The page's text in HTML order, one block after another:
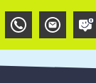
cookies